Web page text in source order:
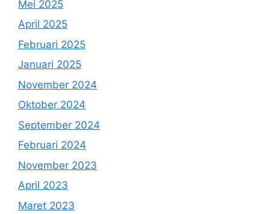
Mei 2025
April 2025
Februari 2025
Januari 2025
November 2024
Oktober 2024
September 2024
Februari 2024
November 2023
April 2023
Maret 2023